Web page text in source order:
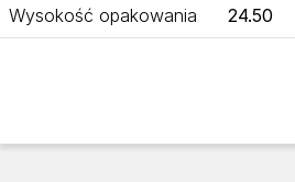
Wysokość opakowania 24.50